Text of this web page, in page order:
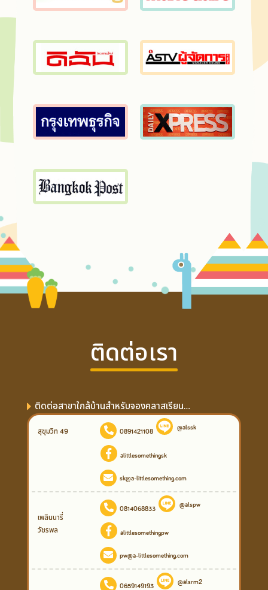
ติดต่อเรา
ติดต่อสาขาใกล้บ้านสำหรับจองคลาสเรียน...
สุขุมวิท 49 0891421108
@alssk
alittlesomethingsk
sk@a-littlesomething.com
เพลินนารี่
วัชรพล
0814068833
@alspw
alittlesomethingpw
pw@a-littlesomething.com
0659149193
@alsrm2